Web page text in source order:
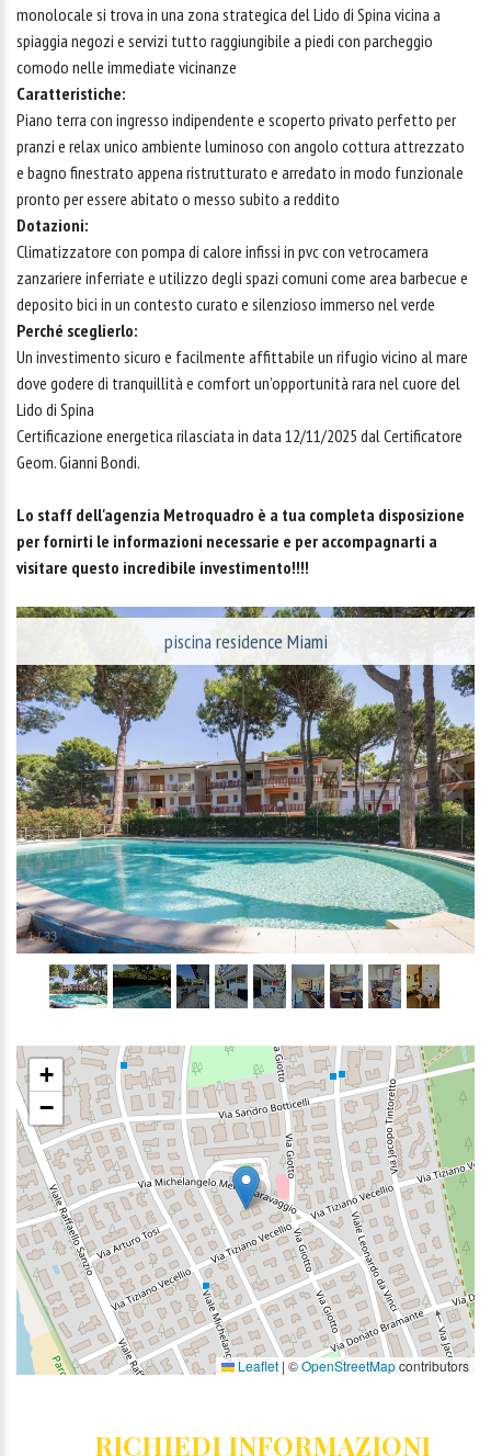
monolocale si trova in una zona strategica del Lido di Spina vicina a
spiaggia negozi e servizi tutto raggiungibile a piedi con parcheggio
comodo nelle immediate vicinanze
Caratteristiche:
Piano terra con ingresso indipendente e scoperto privato perfetto per
pranzi e relax unico ambiente luminoso con angolo cottura attrezzato
e bagno finestrato appena ristrutturato e arredato in modo funzionale
pronto per essere abitato o messo subito a reddito
Dotazioni:
Climatizzatore con pompa di calore infissi in pvc con vetrocamera
zanzariere inferriate e utilizzo degli spazi comuni come area barbecue e
deposito bici in un contesto curato e silenzioso immerso nel verde
Perché sceglierlo:
Un investimento sicuro e facilmente affittabile un rifugio vicino al mare
dove godere di tranquillità e comfort un’opportunità rara nel cuore del
Lido di Spina
Certificazione energetica rilasciata in data 12/11/2025 dal Certificatore
Geom. Gianni Bondi.
Lo staff dell'agenzia Metroquadro è a tua completa disposizione
per fornirti le informazioni necessarie e per accompagnarti a
visitare questo incredibile investimento!!!!
1/33
piscina residence Miami
+
−
Leaflet | ©OpenStreetMapcontributors
RICHIEDI INFORMAZIONI